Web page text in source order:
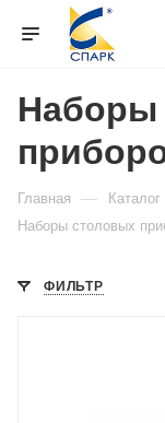
Наборы
Главная — Каталог
Наборы столовых
ФИЛЬТР